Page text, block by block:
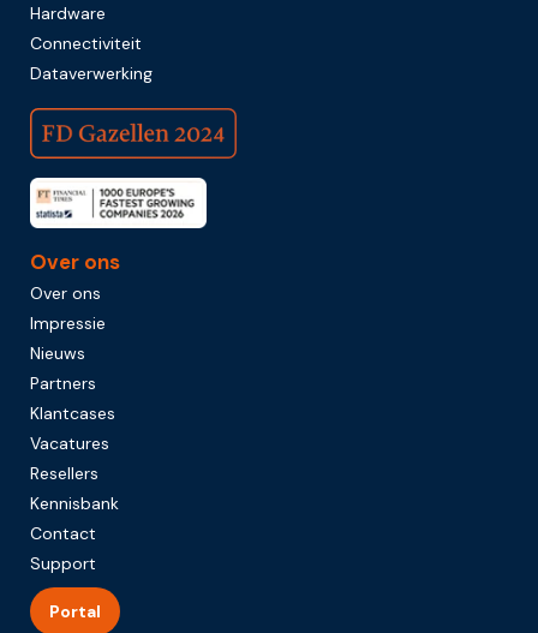
Hardware
Connectiviteit
Dataverwerking
Over ons
Over ons
Impressie
Nieuws
Partners
Klantcases
Vacatures
Resellers
Kennisbank
Contact
Support
Portal